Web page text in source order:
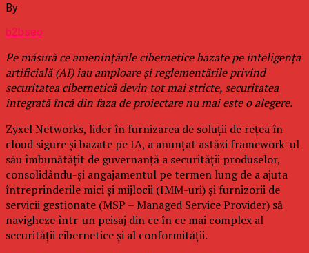
By
b2bseo
Pe măsură ce amenințările cibernetice bazate pe inteligența
artificială (AI) iau amploare și reglementările privind
securitatea cibernetică devin tot mai stricte, securitatea
integrată încă din faza de proiectare nu mai este o alegere.
Zyxel Networks, lider în furnizarea de soluții de rețea în
cloud sigure și bazate pe IA, a anunțat astăzi framework-ul
său îmbunătățit de guvernanță a securității produselor,
consolidându-și angajamentul pe termen lung de a ajuta
întreprinderile mici și mijlocii (IMM-uri) și furnizorii de
servicii gestionate (MSP – Managed Service Provider) să
navigheze într-un peisaj din ce în ce mai complex al
securității cibernetice și al conformității.